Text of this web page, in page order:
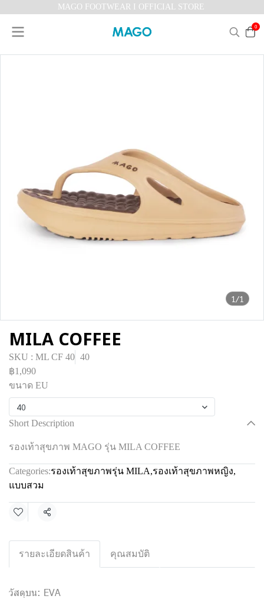
MAGO FOOTWEAR I OFFICIAL STORE
0
1/1
MILA COFFEE
SKU : ML CF 40 40
฿1,090
ขนาด EU
40
Short Description
รองเท้าสุขภาพ MAGO รุ่น MILA COFFEE
Categories:รองเท้าสุขภาพรุ่น MILA,รองเท้าสุขภาพหญิง,
แบบสวม
Share
รายละเอียดสินค้า คุณสมบัติ
วัสดุบน: EVA